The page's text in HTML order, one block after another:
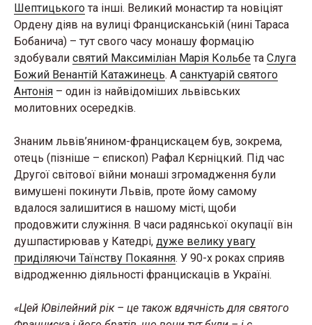
Шептицького та інші. Великий монастир та новіціят
Ордену діяв на вулиці Францисканській (нині Тараса
Бобанича) – тут свого часу монашу формацію
здобували святий Максиміліан Марія Кольбе та Слуга
Божий Венантій Катажинець. А санктуарій святого
Антонія – один із найвідоміших львівських
молитовних осередків.
Знаним львів’янином-францискацем був, зокрема,
отець (пізніше – єпископ) Рафал Кєрніцкий. Під час
Другої світової війни монаші згромадження були
вимушені покинути Львів, проте йому самому
вдалося залишитися в нашому місті, щоби
продовжити служіння. В часи радянської окупації він
душпастирював у Катедрі, дуже велику увагу
приділяючи Таїнству Покаяння. У 90-х роках сприяв
відродженню діяльності францискаців в Україні.
«Цей Ювілейний рік – це також вдячність для святого